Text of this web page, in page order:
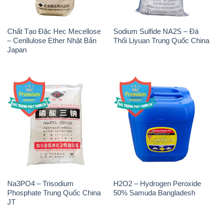
Chất Tạo Đặc Hec Mecellose
– Cenllulose Ether Nhật Bản
Japan
Sodium Sulfide NA2S – Đá
Thối Liyuan Trung Quốc China
Na3PO4 – Trisodium
Phosphate Trung Quốc China
JT
H2O2 – Hydrogen Peroxide
50% Samuda Bangladesh